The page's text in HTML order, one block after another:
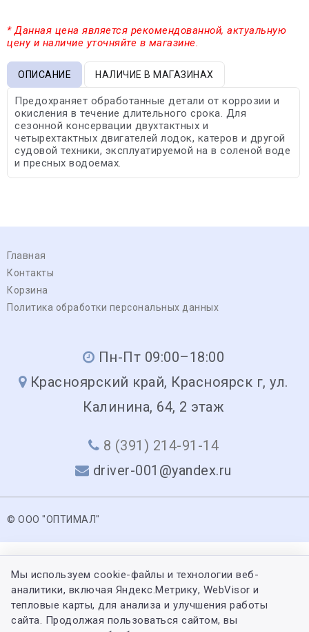
* Данная цена является рекомендованной, актуальную
цену и наличие уточняйте в магазине.
ОПИСАНИЕ НАЛИЧИЕ В МАГАЗИНАХ
Предохраняет обработанные детали от коррозии и
окисления в течение длительного срока. Для
сезонной консервации двухтактных и
четырехтактных двигателей лодок, катеров и другой
судовой техники, эксплуатируемой на в соленой воде
и пресных водоемах.
Главная
Контакты
Корзина
Политика обработки персональных данных
Пн-Пт 09:00–18:00
Красноярский край, Красноярск г, ул.
Калинина, 64, 2 этаж
8 (391) 214-91-14
driver-001@yandex.ru
© ООО "ОПТИМАЛ"
Мы используем cookie-файлы и технологии веб-
аналитики, включая Яндекс.Метрику, WebVisor и
тепловые карты, для анализа и улучшения работы
сайта. Продолжая пользоваться сайтом, вы